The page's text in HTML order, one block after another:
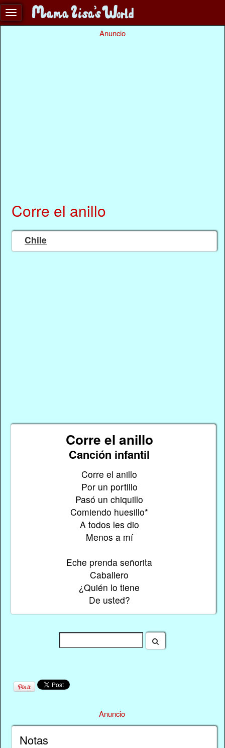
Anuncio
Corre el anillo
Chile
Corre el anillo
Canción infantil
Corre el anillo
Por un portillo
Pasó un chiquillo
Comiendo huesillo*
A todos les dio
Menos a mí
Eche prenda señorita
Caballero
¿Quién lo tiene
De usted?
Anuncio
Notas